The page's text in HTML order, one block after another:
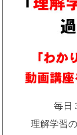
毎日
理解学習